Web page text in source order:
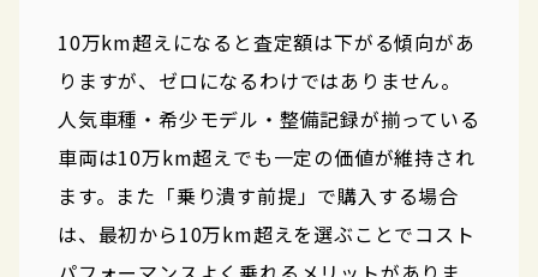
10万km超えになると査定額は下がる傾向があ
りますが、ゼロになるわけではありません。
人気車種・希少モデル・整備記録が揃っている
車両は10万km超えでも一定の価値が維持され
ます。また「乗り潰す前提」で購入する場合
は、最初から10万km超えを選ぶことでコスト